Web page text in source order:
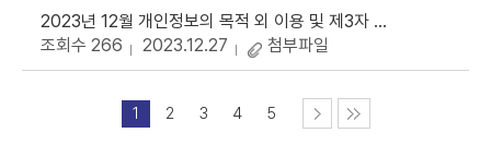
2023년 12월 개인정보의 목적 외 이용 및 제3자 제공 대장
조회수 266
2023.12.27 첨부파일
1 2 3 4 5